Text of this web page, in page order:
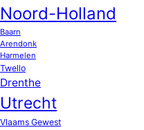
Noord-Holland
Baarn
Arendonk
Harmelen
Twello
Drenthe
Utrecht
Vlaams Gewest